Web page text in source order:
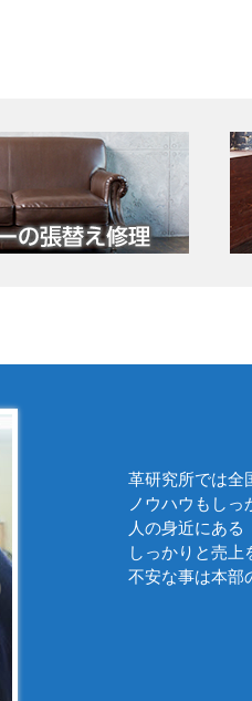
革研究所では全
ノウハウもし
人の身近にあ
しっかりと売
不安な事は本部